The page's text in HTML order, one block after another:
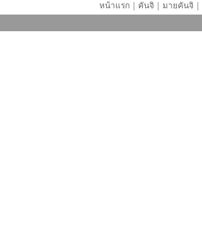
หน้าแรก คันจิ มายคันจิ